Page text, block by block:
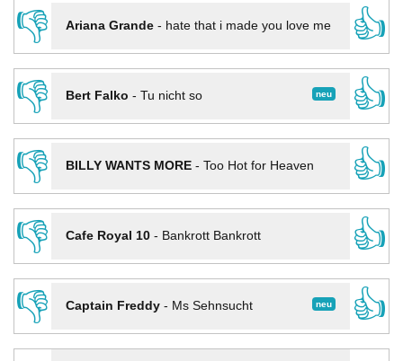
👎
Ariana Grande- hate that i made you love me
👍
👎
neu
Bert Falko - Tu nicht so
👍
👎
BILLY WANTS MORE- Too Hot for Heaven
👍
👎
Cafe Royal 10- Bankrott Bankrott
👍
👎
neu
Captain Freddy- Ms Sehnsucht
👍